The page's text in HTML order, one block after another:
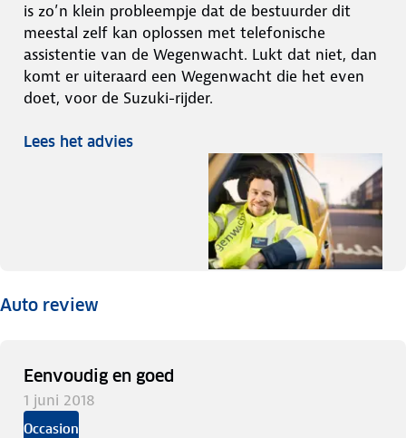
is zo’n klein probleempje dat de bestuurder dit
meestal zelf kan oplossen met telefonische
assistentie van de Wegenwacht. Lukt dat niet, dan
komt er uiteraard een Wegenwacht die het even
doet, voor de Suzuki-rijder.
Lees het advies
Auto review
Eenvoudig en goed
1 juni 2018
Occasion